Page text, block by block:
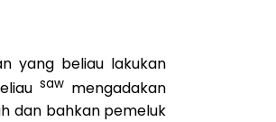
yang beliau lakukan
sawmengadakan
dan bahkan pemeluk